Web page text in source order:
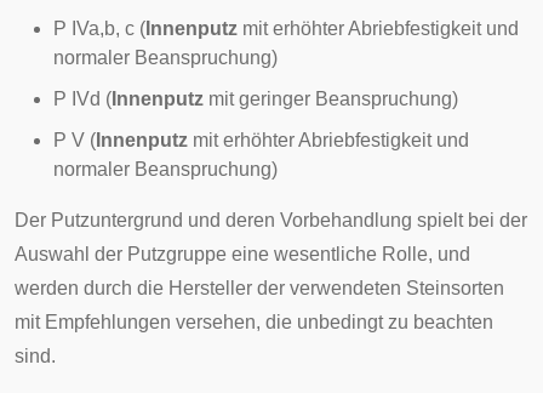
P IVa,b, c ( Innenputz mit erhöhter Abriebfestigkeit und
normaler Beanspruchung)
P IVd ( Innenputz mit geringer Beanspruchung)
P V ( Innenputz mit erhöhter Abriebfestigkeit und
normaler Beanspruchung)
Der Putzuntergrund und deren Vorbehandlung spielt bei der
Auswahl der Putzgruppe eine wesentliche Rolle, und
werden durch die Hersteller der verwendeten Steinsorten
mit Empfehlungen versehen, die unbedingt zu beachten
sind.